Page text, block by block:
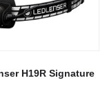
H19R Signature